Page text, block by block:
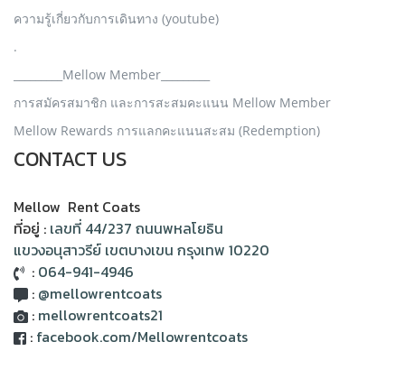
ความรู้เกี่ยวกับการเดินทาง (youtube)
.
_________Mellow Member_________
การสมัครสมาชิก และการสะสมคะแนน Mellow Member
Mellow Rewards การแลกคะแนนสะสม (Redemption)
CONTACT US
Mellow Rent Coats
ที่อยู่ : เลขที่ 44/237 ถนนพหลโยธิน
แขวงอนุสาวรีย์ เขตบางเขน กรุงเทพ 10220
: 064-941-4946
: @mellowrentcoats
: mellowrentcoats21
: facebook.com/Mellowrentcoats